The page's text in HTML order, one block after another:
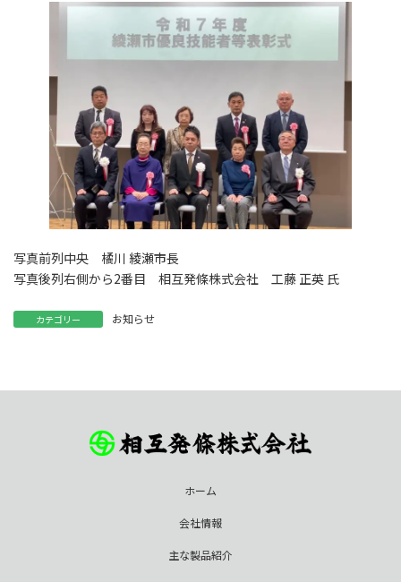
写真前列中央 橘川 綾瀬市長
写真後列右側から2番目 相互発條株式会社 工藤 正英 氏
カテゴリー お知らせ
ホーム
会社情報
主な製品紹介